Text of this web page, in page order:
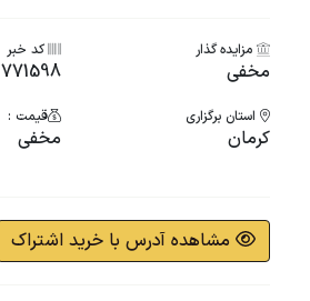
مزایده گذار
مخفی
کد خبر
771598
استان برگزاری
کرمان
قیمت :
مخفی
مشاهده آدرس با خرید اشتراک